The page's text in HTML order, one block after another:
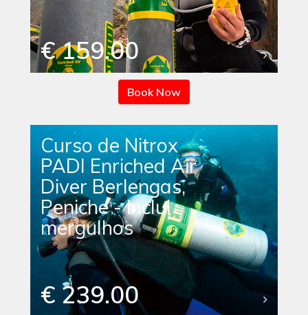
€ 159.00
Book Now
Curso de Nitrox
PADI Enriched Air
Diver Berlengas,
Peniche - inclui
mergulhos
€ 239.00